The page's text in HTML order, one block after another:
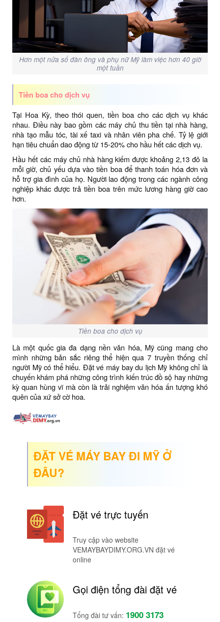
Hơn một nửa số đàn ông và phụ nữ Mỹ làm việc hơn 40 giờ
một tuần
Tiền boa cho dịch vụ
Tại Hoa Kỳ, theo thói quen, tiền boa cho các dịch vụ khác
nhau. Điều này bao gồm các máy chủ thu tiền tại nhà hàng,
nhà tạo mẫu tóc, tài xế taxi và nhân viên pha chế. Tỷ lệ giới
hạn tiêu chuẩn dao động từ 15-20% cho hầu hết các dịch vụ.
Hầu hết các máy chủ nhà hàng kiếm được khoảng 2,13 đô la
mỗi giờ, chủ yếu dựa vào tiền boa để thanh toán hóa đơn và
hỗ trợ gia đình của họ. Người lao động trong các ngành công
nghiệp khác được trả tiền boa trên mức lương hàng giờ cao
hơn.
Tiền boa cho dịch vụ
Là một quốc gia đa dạng nền văn hóa, Mỹ cũng mang cho
mình những bản sắc riêng thể hiện qua 7 truyền thống chỉ
người Mỹ có thể hiểu. Đặt vé máy bay du lịch Mỹ không chỉ là
chuyến khám phá những công trình kiến trúc đồ sộ hay những
kỳ quan hùng vĩ mà còn là trải nghiệm văn hóa ấn tượng khó
quên của xứ sở cờ hoa.
ĐẶT VÉ MÁY BAY ĐI MỸ Ở
ĐÂU?
Đặt vé trực tuyến
Truy cập vào website
VEMAYBAYDIMY.ORG.VN đặt vé
online
Gọi điện tổng đài đặt vé
Tổng đài tư vấn: 1900 3173